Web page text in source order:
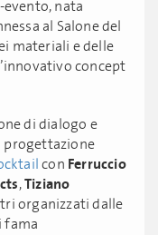
nata
al Salone del
materiali e delle
concept
di dialogo e
progettazione
con Ferruccio
,Tiziano
organizzati dalle
fama